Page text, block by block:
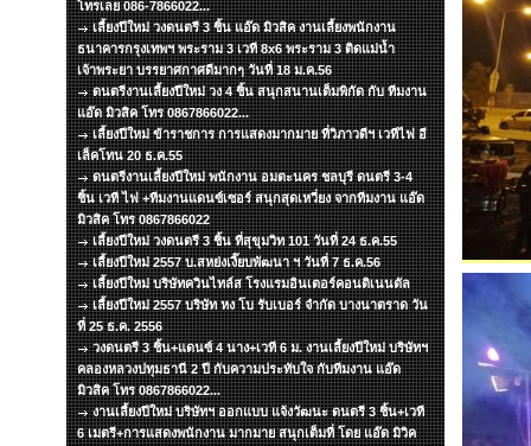
โทรเลย 086-7866022...
เลี้ยงปีใหม่ วงดนตรี 3 ชิ้น แอ๊ด มิวสิค งานเลี้ยงพนักงาน
ธนาคารกรุงเทพฯ พระราม 3 เวที 8x6 พระราม 3 ติดแม่น้ำ
เจ้าพระยา บรรยาศกาศดีมากๆ วันที่ 18 ม.ค.56
ดนตรีงานเลี้ยงปีใหม่ วง 4 ชิ้น สนุกสนานเต็มพิกัด กับ ทีมงาน
แอ๊ด มิวสิค โทร 0867866022...
เลี้ยงปีใหม่ ข้าราชการ การแสดงมากมาย ที่วิภาวดีฯ เวทีไฟ อี
เล็คโทน 20 ธ.ค.55
ดนตรีงานเลี้ยงปีใหม่ พนักงาน อมตะนคร ชลบุรี ดนตรี 3-4
ชิ้น เวที ไฟ +ทีมงานแดนซ์เซอร์ สนุกสุดเหวี่ยง จากทีมงาน แอ๊ด
มิวสิค โทร 0867866022
เลี้ยงปีใหม่ วงดนตรี 3 ชิ้น ที่สุขุมวิท 101 วันที่ 24 ธ.ค.55
เลี้ยงปีใหม่ 2557 บ.สหย่งเงี๊ยบพัฒนา ฯ วันที่ 7 ธ.ค.56
เลี้ยงปีใหม่ บริษัทควินไทล์ส โรงแรมอินเตอร์คอนติเนนตัล
เลี้ยงปีใหม่ 2557 บริษัท หง โบ รับเบอร์ จำกัด บางนาตราด วัน
ที่ 25 ธ.ค. 2556
วงดนตรี 3 ชิ้น+แดนซ์ 4 นาง+เวที 6 ม. งานเลี้ยงปีใหม่ บริษัทฯ
คลองหลวงปทุมธานี 2 ปี กับความประทับใจ กับทีมงาน แอ๊ด
มิวสิค โทร 0867866022...
งานเลี้ยงปีใหม่ บริษัทฯ ออกแบบ แจ้งวัฒนะ ดนตรี 3 ชิ้น+เวที
6 เมตรี+การแสดงพนักงาน มากมาย สนุกเต็มที่ โดย แอ๊ด มิวิค